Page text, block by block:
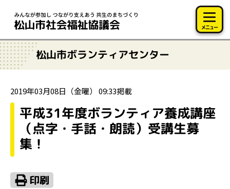
メニュー
松山市ボランティアセンター
2019年03月08日（金曜） 09:33掲載
平成31年度ボランティア養成講座
（点字・手話・朗読）受講生募
集！